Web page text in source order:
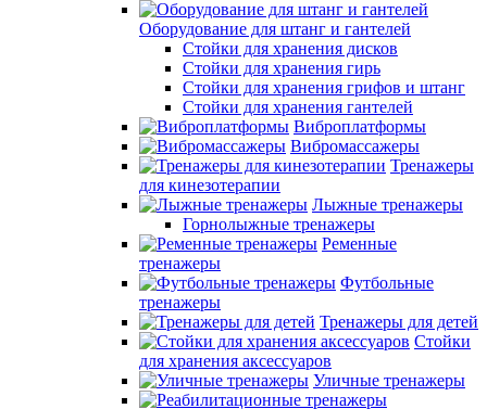
Оборудование для штанг и гантелей
Стойки для хранения дисков
Стойки для хранения гирь
Стойки для хранения грифов и штанг
Стойки для хранения гантелей
Виброплатформы
Вибромассажеры
Тренажеры
для кинезотерапии
Лыжные тренажеры
Горнолыжные тренажеры
Ременные
тренажеры
Футбольные
тренажеры
Тренажеры для детей
Стойки
для хранения аксессуаров
Уличные тренажеры